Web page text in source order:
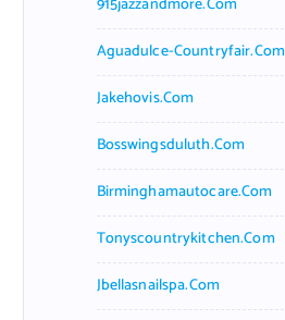
Aguadulce-Countryfair.com
Jakehovis.com
Bosswingsduluth.com
Birminghamautocare.com
Tonyscountrykitchen.com
Jbellasnailspa.com